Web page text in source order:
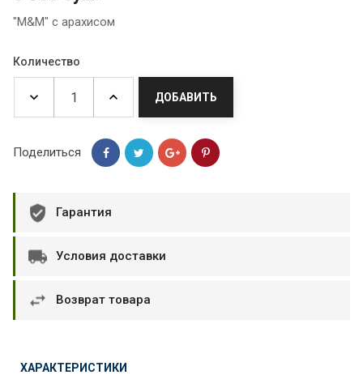
"М&М" с арахисом
Количество
ДОБАВИТЬ
Поделиться
Гарантия
Условия доставки
Возврат товара
ХАРАКТЕРИСТИКИ